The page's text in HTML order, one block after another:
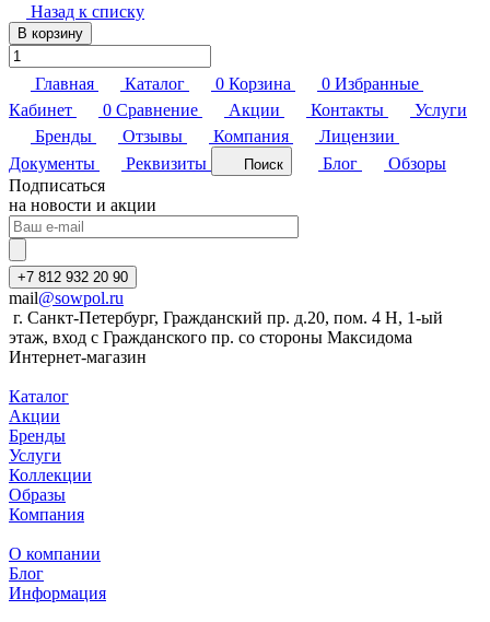
Назад к списку
В корзину
Главная Каталог 0 Корзина 0 Избранные
Кабинет
0 Сравнение Акции Контакты
Услуги
Бренды
Отзывы Компания
Лицензии
Документы
Реквизиты Поиск Блог
Обзоры
Подписаться
на новости и акции
+7 812 932 20 90
mail@sowpol.ru
г. Санкт-Петербург, Гражданский пр. д.20, пом. 4 Н, 1-ый
этаж, вход с Гражданского пр. со стороны Максидома
Интернет-магазин
Каталог
Акции
Бренды
Услуги
Коллекции
Образы
Компания
О компании
Блог
Информация